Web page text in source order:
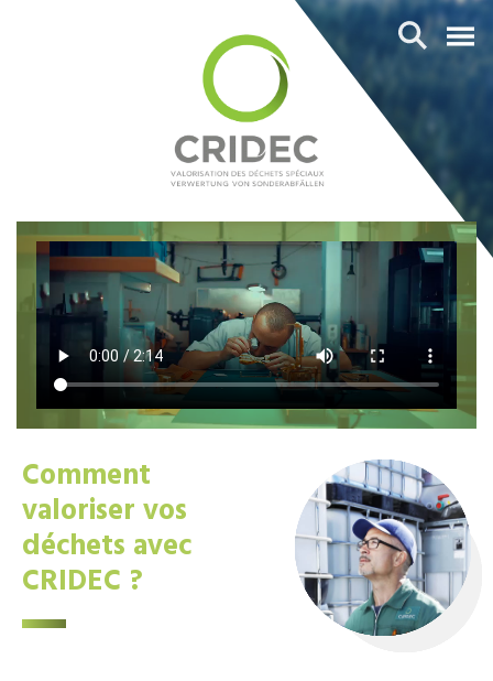
Comment
valoriser vos
déchets avec
CRIDEC ?